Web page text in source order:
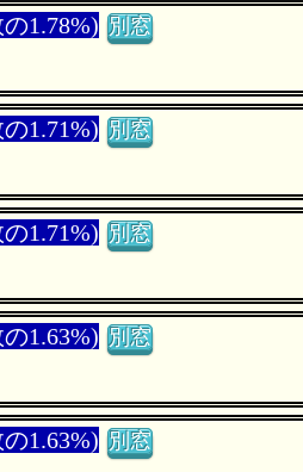
1.78%) 別窓
1.71%) 別窓
1.71%) 別窓
1.63%) 別窓
1.63%) 別窓